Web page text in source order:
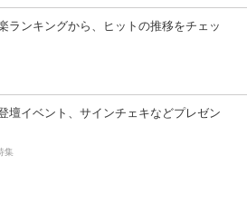
ランキングから、ヒットの推移をチェッ
壇イベント、サインチェキなどプレゼン
集